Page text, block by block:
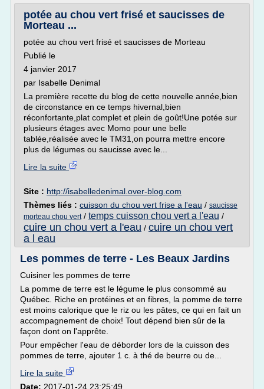
potée au chou vert frisé et saucisses de
Morteau ...
potée au chou vert frisé et saucisses de Morteau
Publié le
4 janvier 2017
par Isabelle Denimal
La première recette du blog de cette nouvelle année,bien
de circonstance en ce temps hivernal,bien
réconfortante,plat complet et plein de goût!Une potée sur
plusieurs étages avec Momo pour une belle
tablée,réalisée avec le TM31,on pourra mettre encore
plus de légumes ou saucisse avec le...
Lire la suite
Site : http://isabelledenimal.over-blog.com
Thèmes liés : cuisson du chou vert frise a l'eau / saucisse
morteau chou vert/ temps cuisson chou vert a l'eau /
cuire un chou vert a l'eau / cuire un chou vert
a l eau
Les pommes de terre - Les Beaux Jardins
Cuisiner les pommes de terre
La pomme de terre est le légume le plus consommé au
Québec. Riche en protéines et en fibres, la pomme de terre
est moins calorique que le riz ou les pâtes, ce qui en fait un
accompagnement de choix! Tout dépend bien sûr de la
façon dont on l'apprête.
Pour empêcher l'eau de déborder lors de la cuisson des
pommes de terre, ajouter 1 c. à thé de beurre ou de...
Lire la suite
Date: 2017-01-24 23:25:49